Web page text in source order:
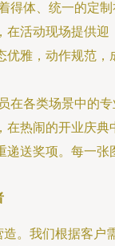
得体、统一的定制
在活动现场提供迎
优雅，动作规范，
在各类场景中的专
在热闹的开业庆典
递送奖项。每一张
造。我们根据客户